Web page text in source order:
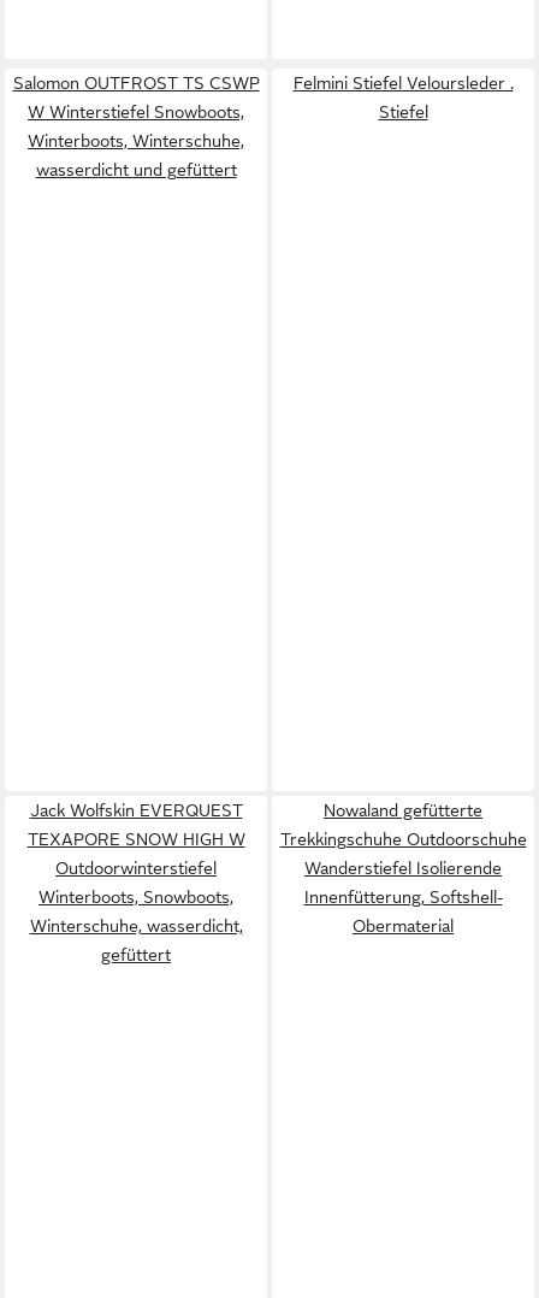
Salomon OUTFROST TS CSWP
W Winterstiefel Snowboots,
Winterboots, Winterschuhe,
wasserdicht und gefüttert
Felmini Stiefel Veloursleder .
Stiefel
Jack Wolfskin EVERQUEST
TEXAPORE SNOW HIGH W
Outdoorwinterstiefel
Winterboots, Snowboots,
Winterschuhe, wasserdicht,
gefüttert
Nowaland gefütterte
Trekkingschuhe Outdoorschuhe
Wanderstiefel Isolierende
Innenfütterung, Softshell-
Obermaterial